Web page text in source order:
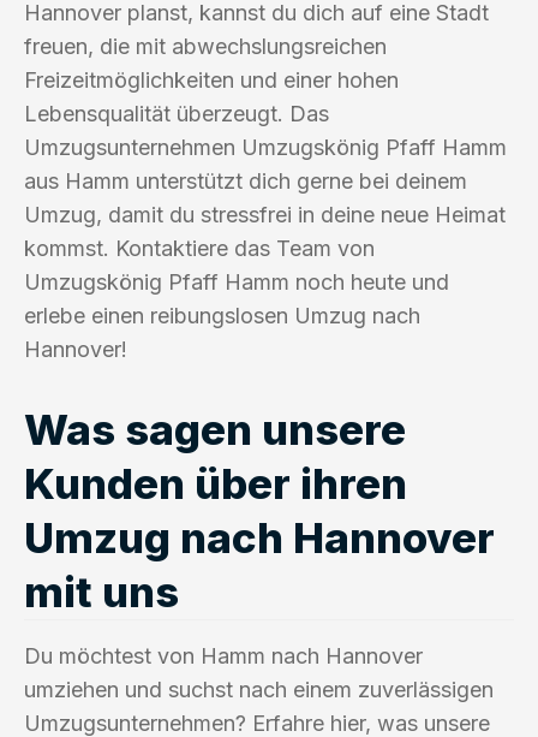
Hannover planst, kannst du dich auf eine Stadt
freuen, die mit abwechslungsreichen
Freizeitmöglichkeiten und einer hohen
Lebensqualität überzeugt. Das
Umzugsunternehmen Umzugskönig Pfaff Hamm
aus Hamm unterstützt dich gerne bei deinem
Umzug, damit du stressfrei in deine neue Heimat
kommst. Kontaktiere das Team von
Umzugskönig Pfaff Hamm noch heute und
erlebe einen reibungslosen Umzug nach
Hannover!
Was sagen unsere
Kunden über ihren
Umzug nach Hannover
mit uns
Du möchtest von Hamm nach Hannover
umziehen und suchst nach einem zuverlässigen
Umzugsunternehmen? Erfahre hier, was unsere